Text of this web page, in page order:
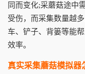
同而变化;采蘑菇途中
受伤，而采集数量越
车、铲子、背篓等能
效率。
真实采集蘑菇模拟器